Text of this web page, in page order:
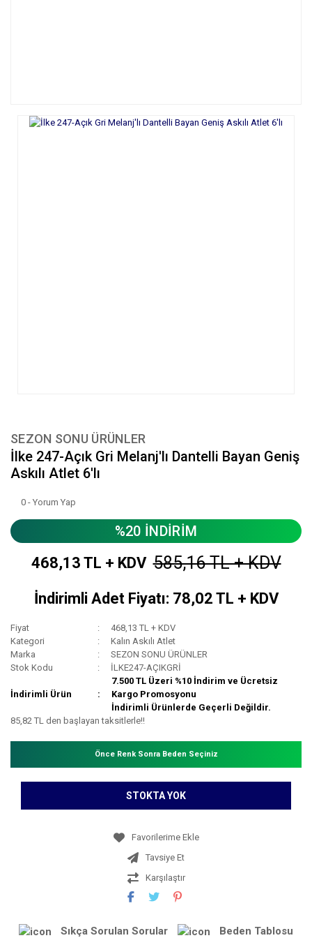
SEZON SONU ÜRÜNLER
İlke 247-Açık Gri Melanj'lı Dantelli Bayan Geniş
Askılı Atlet 6'lı
0 - Yorum Yap
%20 İNDİRİM
468,13 TL + KDV 585,16 TL + KDV
İndirimli Adet Fiyatı: 78,02 TL + KDV
Fiyat
468,13 TL + KDV
Kategori
Kalın Askılı Atlet
Marka
SEZON SONU ÜRÜNLER
Stok Kodu
İLKE247-AÇIKGRİ
İndirimli Ürün
7.500 TL Üzeri %10 İndirim ve Ücretsiz
Kargo Promosyonu
İndirimli Ürünlerde Geçerli Değildir.
85,82 TL den başlayan taksitlerle!!
Önce Renk Sonra Beden Seçiniz
STOKTA YOK
Tavsiye Et
Karşılaştır
Sıkça Sorulan Sorular Beden Tablosu